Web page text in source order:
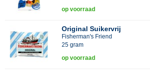
op voorraad
Original Suikervrij
Fisherman's Friend
25 gram
op voorraad